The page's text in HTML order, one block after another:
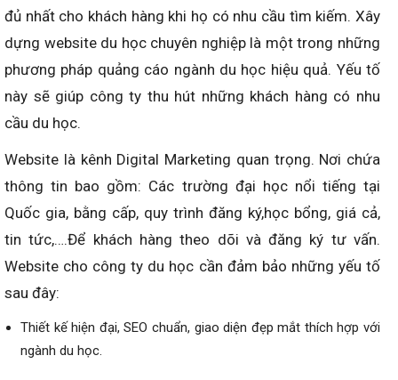
đủ nhất cho khách hàng khi họ có nhu cầu tìm kiếm. Xây
dựng website du học chuyên nghiệp là một trong những
phương pháp quảng cáo ngành du học hiệu quả. Yếu tố
này sẽ giúp công ty thu hút những khách hàng có nhu
cầu du học.
Website là kênh Digital Marketing quan trọng. Nơi chứa
thông tin bao gồm: Các trường đại học nổi tiếng tại
Quốc gia, bằng cấp, quy trình đăng ký,học bổng, giá cả,
tin tức,….Để khách hàng theo dõi và đăng ký tư vấn.
Website cho công ty du học cần đảm bảo những yếu tố
sau đây:
Thiết kế hiện đại, SEO chuẩn, giao diện đẹp mắt thích hợp với
ngành du học.